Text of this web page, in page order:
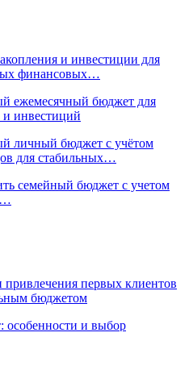
и инвестиции для
финансовых…
ежемесячный бюджет для
и инвестиций
личный бюджет с учётом
для стабильных…
семейный бюджет с учетом
первых клиентов
бюджетом
и выбор